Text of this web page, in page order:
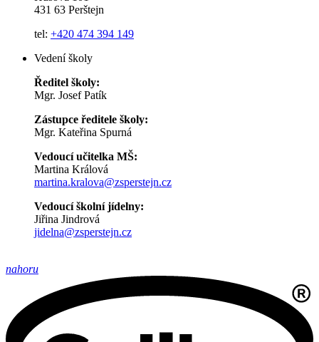
431 63 Perštejn
tel: +420 474 394 149
Vedení školy
Ředitel školy:
Mgr. Josef Patík
Zástupce ředitele školy:
Mgr. Kateřina Spurná
Vedoucí učitelka MŠ:
Martina Králová
martina.kralova@zsperstejn.cz
Vedoucí školní jídelny:
Jiřina Jindrová
jidelna@zsperstejn.cz
nahoru